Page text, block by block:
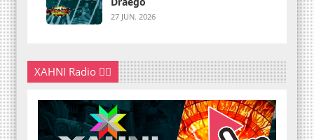
27 JUN. 2026
XAHNI Radio 👇🏽